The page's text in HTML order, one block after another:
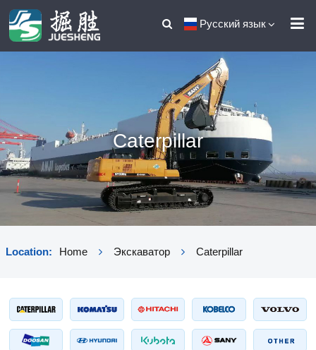
Русский язык
Caterpillar
Location: Home Экскаватор Caterpillar